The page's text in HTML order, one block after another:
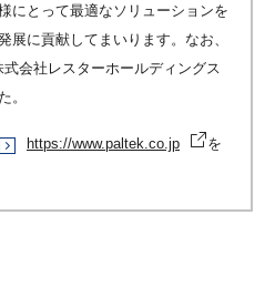
にとって最適なソリューションを
展に貢献してまいります。なお、
会社レスターホールディングス
。
https://www.paltek.co.jp
を